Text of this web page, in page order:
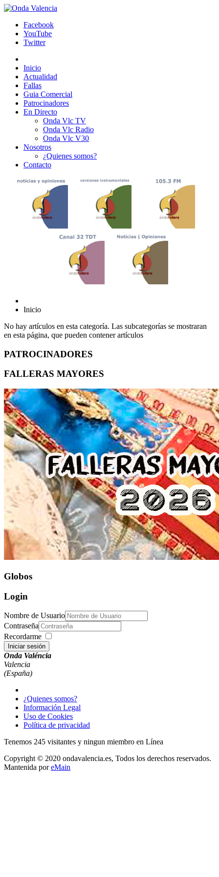
Facebook
YouTube
Twitter
Inicio
Actualidad
Fallas
Guia Comercial
Patrocinadores
En Directo
Onda Vlc TV
Onda Vlc Radio
Onda Vlc V30
Nosotros
¿Quienes somos?
Contacto
Inicio
No hay artículos en esta categoría. Las subcategorías se mostraran
en esta página, que pueden contener artículos
PATROCINADORES
FALLERAS MAYORES
Globos
Login
Nombre de Usuario
Contraseña
Recordarme
Iniciar sesión
Onda Valéncia
Valencia
(España)
¿Quienes somos?
Información Legal
Uso de Cookies
Política de privacidad
Tenemos 245 visitantes y ningun miembro en Línea
Copyright © 2020 ondavalencia.es, Todos los derechos reservados.
Mantenida poreMain